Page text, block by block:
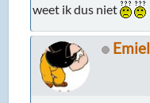
weet ik dus niet
Emiel